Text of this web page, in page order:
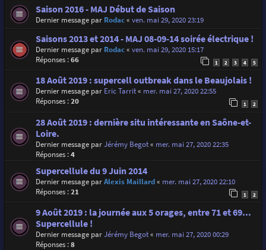
Saison 2016 - MAJ Début de Saison
Dernier message par Rodac« ven. mai 29, 2020 23:19
Saisons 2013 et 2014 - MAJ 08-09-14 soirée électrique !
Dernier message par Rodac« ven. mai 29, 2020 15:17
Réponses :66 1 2 3 4 5
18 Août 2019 : supercell outbreak dans le Beaujolais !
Dernier message par Eric Tarrit« mer. mai 27, 2020 22:55
Réponses :20 1 2
28 Août 2019 : dernière situ intéressante en Saône-et-
Loire.
Dernier message parJérémy Begot« mer. mai 27, 2020 22:35
Réponses :4
Supercellule du 9 Juin 2014
Dernier message parAlexis Maillard« mer. mai 27, 2020 22:10
Réponses :21 1 2
9 Août 2019 : la journée aux 5 orages, entre 71 et 69...
Supercellule !
Dernier message parJérémy Begot« mer. mai 27, 2020 00:29
Réponses :8